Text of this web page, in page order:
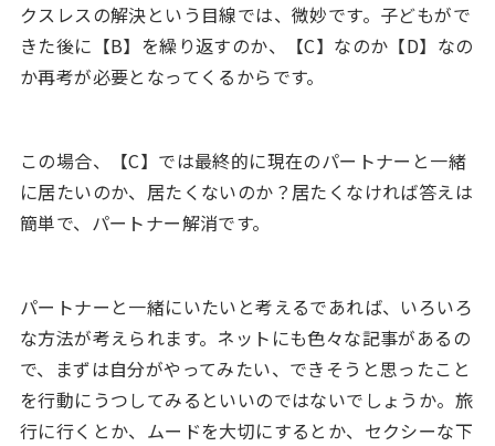
クスレスの解決という目線では、微妙です。子どもがで
きた後に【B】を繰り返すのか、【C】なのか【D】なの
か再考が必要となってくるからです。
この場合、【C】では最終的に現在のパートナーと一緒
に居たいのか、居たくないのか？居たくなければ答えは
簡単で、パートナー解消です。
パートナーと一緒にいたいと考えるであれば、いろいろ
な方法が考えられます。ネットにも色々な記事があるの
で、まずは自分がやってみたい、できそうと思ったこと
を行動にうつしてみるといいのではないでしょうか。旅
行に行くとか、ムードを大切にするとか、セクシーな下